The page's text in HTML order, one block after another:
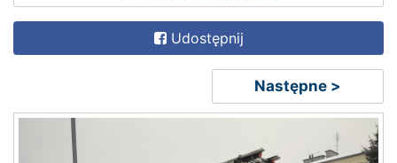
Udostępnij
Następne >